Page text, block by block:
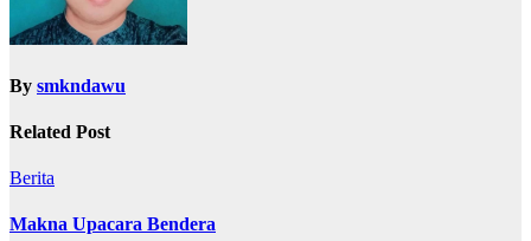
By smkndawu
Related Post
Berita
Makna Upacara Bendera